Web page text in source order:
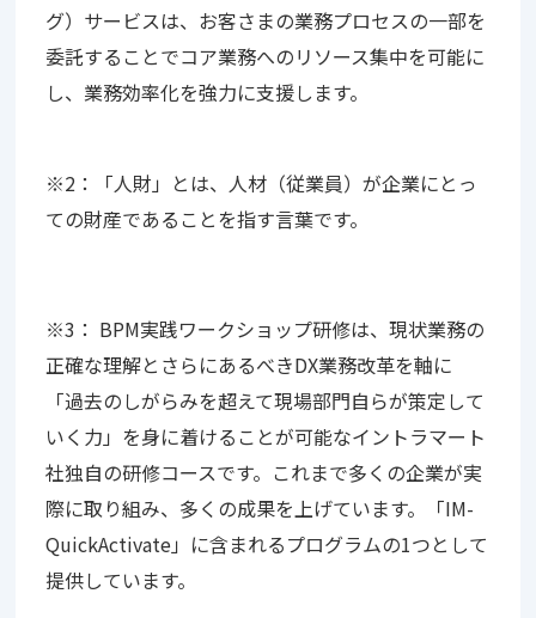
グ）サービスは、お客さまの業務プロセスの一部を
委託することでコア業務へのリソース集中を可能に
し、業務効率化を強力に支援します。
※2：「人財」とは、人材（従業員）が企業にとっ
ての財産であることを指す言葉です。
※3： BPM実践ワークショップ研修は、現状業務の
正確な理解とさらにあるべきDX業務改革を軸に
「過去のしがらみを超えて現場部門自らが策定して
いく力」を身に着けることが可能なイントラマート
社独自の研修コースです。これまで多くの企業が実
際に取り組み、多くの成果を上げています。「IM-
QuickActivate」に含まれるプログラムの1つとして
提供しています。